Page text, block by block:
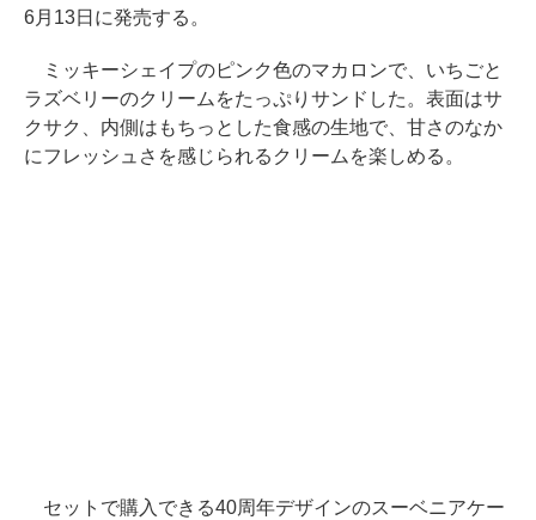
6月13日に発売する。
ミッキーシェイプのピンク色のマカロンで、いちごと
ラズベリーのクリームをたっぷりサンドした。表面はサ
クサク、内側はもちっとした食感の生地で、甘さのなか
にフレッシュさを感じられるクリームを楽しめる。
セットで購入できる40周年デザインのスーベニアケー